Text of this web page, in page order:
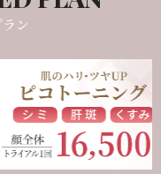
定につきゼオスキ
ン